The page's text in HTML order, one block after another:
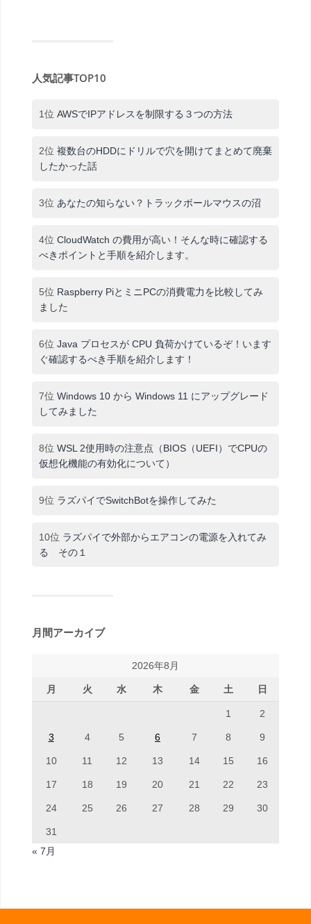
人気記事TOP10
1位 AWSでIPアドレスを制限する３つの方法
2位 複数台のHDDにドリルで穴を開けてまとめて廃棄
したかった話
3位 あなたの知らない？トラックボールマウスの沼
4位 CloudWatch の費用が高い！そんな時に確認する
べきポイントと手順を紹介します。
5位 Raspberry PiとミニPCの消費電力を比較してみ
ました
6位 Java プロセスが CPU 負荷かけているぞ！います
ぐ確認するべき手順を紹介します！
7位 Windows 10 から Windows 11 にアップグレード
してみました
8位 WSL 2使用時の注意点（BIOS（UEFI）でCPUの
仮想化機能の有効化について）
9位 ラズパイでSwitchBotを操作してみた
10位 ラズパイで外部からエアコンの電源を入れてみ
る その１
月間アーカイブ
2026年8月
月 火 水 木 金 土 日
1 2
3 4 5 6 7 8 9
10 11 12 13 14 15 16
17 18 19 20 21 22 23
24 25 26 27 28 29 30
31
« 7月